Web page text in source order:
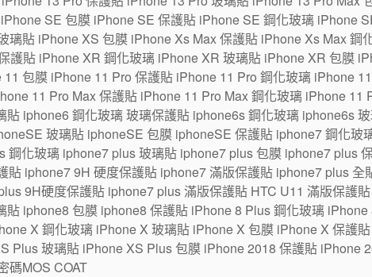
SE 包膜 iPhone SE 保護貼 iPhone SE 鋼化玻璃 iPhone
璃貼 iPhone XS 包膜 iPhone Xs Max 保護貼 iPhone Xs Max
護貼 iPhone XR 鋼化玻璃 iPhone XR 玻璃貼 iPhone XR 包膜
包膜 iPhone 11 Pro 保護貼 iPhone 11 Pro 鋼化玻璃 iPhone
11 Pro Max 保護貼 iPhone 11 Pro Max 鋼化玻璃 iPhone
貼 iphone6 鋼化玻璃 玻璃保護貼 iphone6s 鋼化玻璃 iphone6s
玻璃貼 iphoneSE 包膜 iphoneSE 保護貼 iphone7 鋼化
鋼化玻璃 iphone7 plus 玻璃貼 iphone7 plus 包膜 iphone7 plus
貼 iphone7 9H 硬度保護貼 iphone7 滿版保護貼 iphone7 plus
9H硬度保護貼 iphone7 plus 滿版保護貼 HTC U11 滿版保護
貼 iphone8 包膜 iphone8 保護貼 iPhone 8 Plus 鋼化玻璃
X 鋼化玻璃 iPhone X 玻璃貼 iPhone X 包膜 iPhone X 保護
Plus 玻璃貼 iPhone XS Plus 包膜 iPhone 2018 保護貼 iPhone
碼MOS COAT